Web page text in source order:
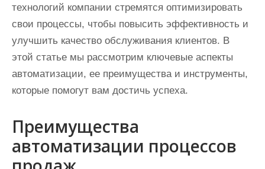
технологий компании стремятся оптимизировать
свои процессы, чтобы повысить эффективность и
улучшить качество обслуживания клиентов. В
этой статье мы рассмотрим ключевые аспекты
автоматизации, ее преимущества и инструменты,
которые помогут вам достичь успеха.
Преимущества
автоматизации процессов